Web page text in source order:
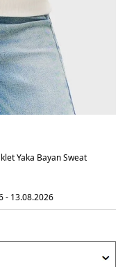
Yaka Bayan Sweat
- 13.08.2026